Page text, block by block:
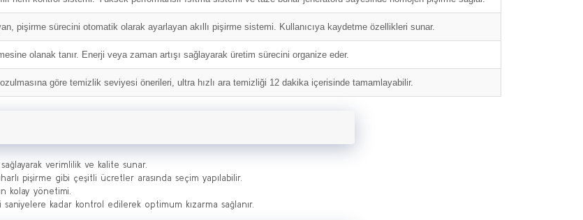
pişirme sürecini otomatik olarak ayarlayan akıllı pişirme sistemi. Kullanıcıya kaydetme özellikleri sunar.
olanak tanır. Enerji veya zaman artışı sağlayarak üretim sürecini organize eder.
göre temizlik seviyesi önerileri, ultra hızlı ara temizliği 12 dakika içerisinde tamamlayabilir.
verimlilik ve kalite sunar.
pişirme gibi çeşitli ücretler arasında seçim yapılabilir.
kolay yönetimi.
kadar kontrol edilerek optimum kızarma sağlanır.